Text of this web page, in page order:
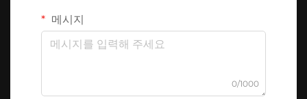
메시지
0/1000